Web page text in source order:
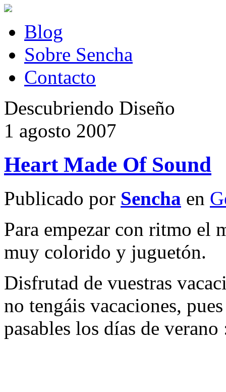
Blog
Sobre Sencha
Contacto
Descubriendo Diseño
1 agosto 2007
Heart Made Of Sound
Publicado por Sencha en
Para empezar con ritmo el
muy colorido y juguetón.
Disfrutad de vuestras
no tengáis vacaciones,
pasables los días de verano